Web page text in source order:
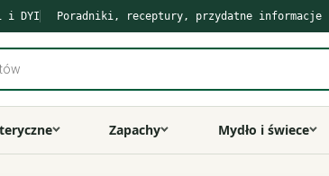
i DYI Poradniki, receptury, przydatne informacje
Zapachy Mydło i świece